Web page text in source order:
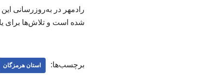
رادمهر در به‌روزرسانی
شده است و تلاش‌ها برای
برچسب‌ها: استان هرمزگان